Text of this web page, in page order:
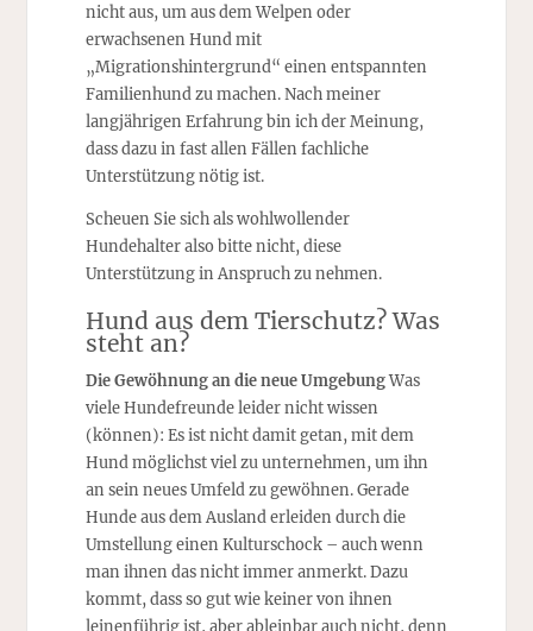
nicht aus, um aus dem Welpen oder
erwachsenen Hund mit
„Migrationshintergrund“ einen entspannten
Familienhund zu machen. Nach meiner
langjährigen Erfahrung bin ich der Meinung,
dass dazu in fast allen Fällen fachliche
Unterstützung nötig ist.
Scheuen Sie sich als wohlwollender
Hundehalter also bitte nicht, diese
Unterstützung in Anspruch zu nehmen.
Hund aus dem Tierschutz? Was
steht an?
Die Gewöhnung an die neue UmgebungWas
viele Hundefreunde leider nicht wissen
(können): Es ist nicht damit getan, mit dem
Hund möglichst viel zu unternehmen, um ihn
an sein neues Umfeld zu gewöhnen. Gerade
Hunde aus dem Ausland erleiden durch die
Umstellung einen Kulturschock – auch wenn
man ihnen das nicht immer anmerkt. Dazu
kommt, dass so gut wie keiner von ihnen
leinenführig ist, aber ableinbar auch nicht, denn